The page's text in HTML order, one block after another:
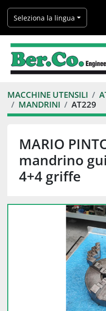
Seleziona la lingua
MACCHINE UTENSILI
MANDRINI
AT229
MARIO
mandrino
4+4 griffe